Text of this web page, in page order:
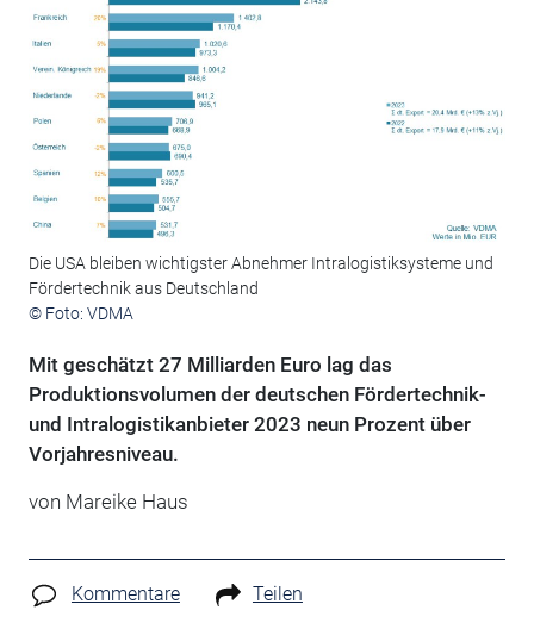
Die USA bleiben wichtigster Abnehmer Intralogistiksysteme und
Fördertechnik aus Deutschland
© Foto: VDMA
Mit geschätzt 27 Milliarden Euro lag das
Produktionsvolumen der deutschen Fördertechnik-
und Intralogistikanbieter 2023 neun Prozent über
Vorjahresniveau.
von Mareike Haus
Kommentare Teilen